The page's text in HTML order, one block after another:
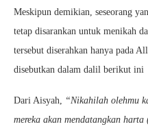
Meskipun demikian, seseorang
tetap disarankan untuk menikah
tersebut diserahkan hanya pada
disebutkan dalam dalil berikut ini
Dari Aisyah, “Nikahilah olehmu
mereka akan mendatangkan harta